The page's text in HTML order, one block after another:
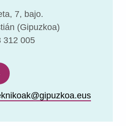
7, bajo.
(Gipuzkoa)
312 005